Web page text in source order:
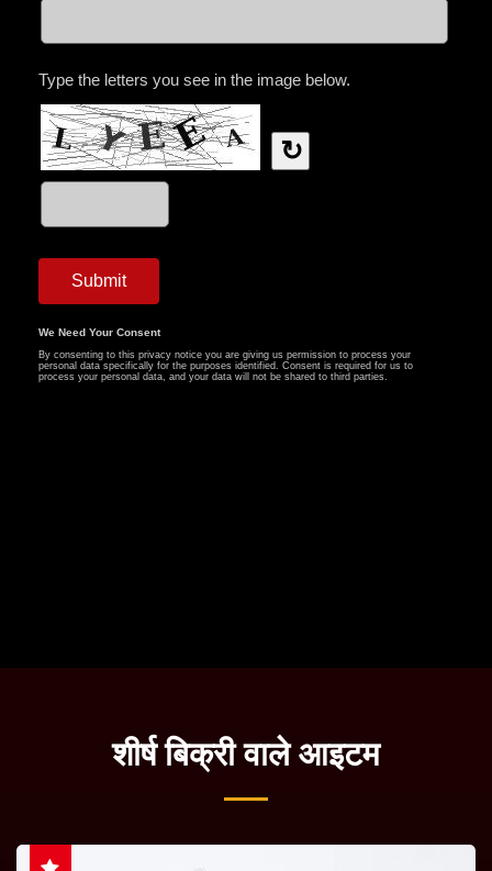
शीर्ष बिक्री वाले आइटम